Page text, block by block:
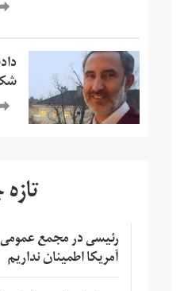
رئیسی در مجمع
آمریکا اطمینان نداریم